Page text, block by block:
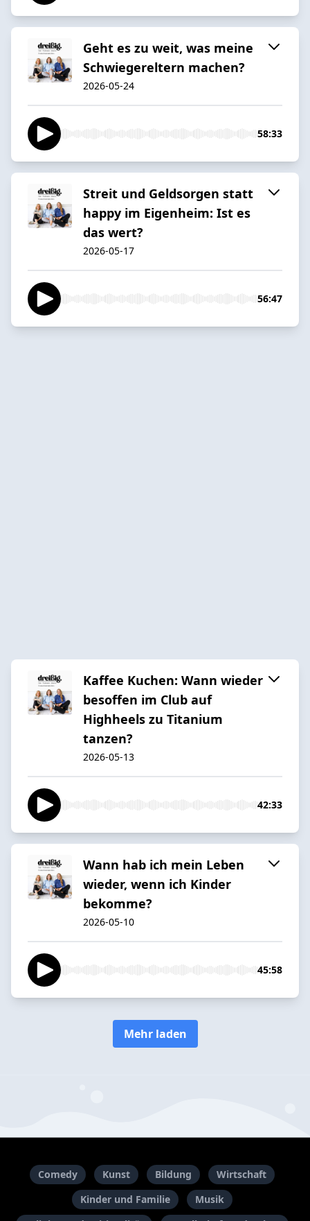
Geht es zu weit, was meine
Schwiegereltern machen?
2026-05-24
58:33
Streit und Geldsorgen statt
happy im Eigenheim: Ist es
das wert?
2026-05-17
56:47
Kaffee Kuchen: Wann wieder
besoffen im Club auf
Highheels zu Titanium
tanzen?
2026-05-13
42:33
Wann hab ich mein Leben
wieder, wenn ich Kinder
bekomme?
2026-05-10
45:58
Mehr laden
Comedy Kunst Bildung
Wirtschaft
Kinder und Familie
Musik